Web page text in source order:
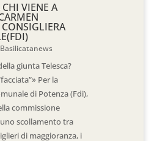
VIENE A
Basilicatanews
giunta Telesca?
Per la
di Potenza (Fdi),
commissione
uno scollamento tra
di maggioranza, i